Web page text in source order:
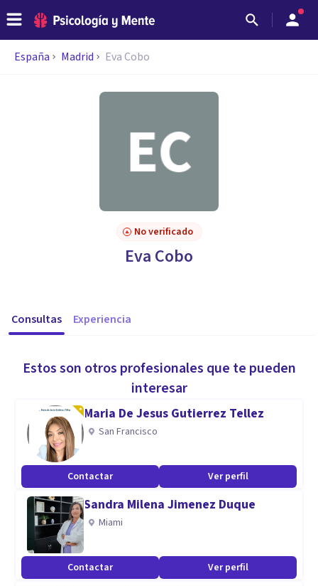
España Madrid Eva Cobo
No verificado
Eva Cobo
Consultas Experiencia
Estos son otros profesionales que te pueden
interesar
Maria De Jesus Gutierrez Tellez
San Francisco
Contactar Ver perfil
Sandra Milena Jimenez Duque
Miami
Contactar Ver perfil